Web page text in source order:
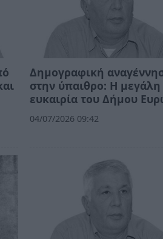
Δημογραφική
στην ύπαιθρο: Η μεγάλη
ευκαιρία του Δήμου
04/07/2026 09:42